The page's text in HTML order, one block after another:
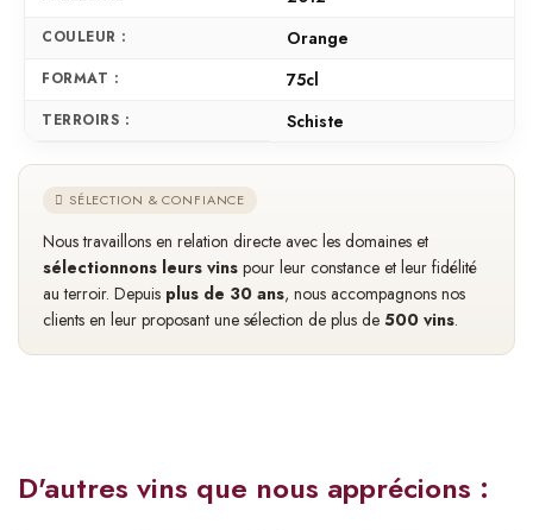
COULEUR : Orange
FORMAT : 75cl
TERROIRS : Schiste
SÉLECTION & CONFIANCE
Nous travaillons en relation directe avec les domaines et
sélectionnons leurs vins pour leur constance et leur fidélité
au terroir. Depuis plus de 30 ans, nous accompagnons nos
clients en leur proposant une sélection de plus de 500 vins.
D'autres vins que nous apprécions :